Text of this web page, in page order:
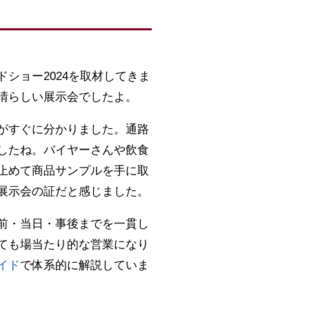
ョー2024を取材してきま
しい展示会でしたよ。
すぐに分かりました。通路
たね。バイヤーさんや飲食
めて商品サンプルを手に取
会の証だと感じました。
・当日・事後までを一貫し
も場当たり的な営業になり
ドで体系的に解説していま